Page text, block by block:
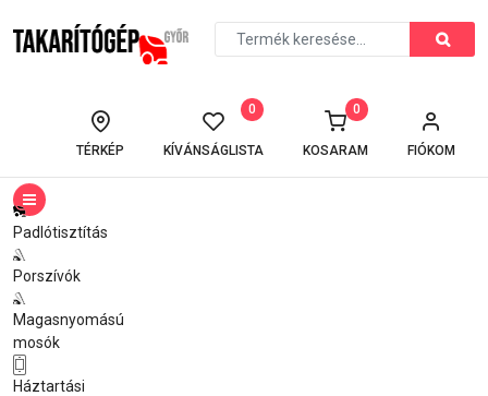
FIÓKOM
KOSARAM
0
KÍVÁNSÁGLISTA
0
TÉRKÉP
Padlótisztítás
Porszívók
Magasnyomású
mosók
Háztartási